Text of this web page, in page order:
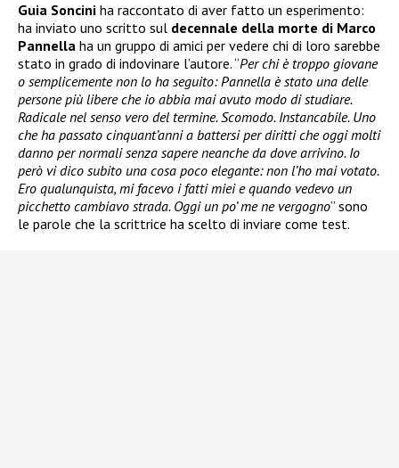
Guia Soncini ha raccontato di aver fatto un esperimento:
ha inviato uno scritto sul decennale della morte di Marco
Pannella ha un gruppo di amici per vedere chi di loro sarebbe
stato in grado di indovinare l’autore. “Per chi è troppo giovane
o semplicemente non lo ha seguito: Pannella è stato una delle
persone più libere che io abbia mai avuto modo di studiare.
Radicale nel senso vero del termine. Scomodo. Instancabile. Uno
che ha passato cinquant’anni a battersi per diritti che oggi molti
danno per normali senza sapere neanche da dove arrivino. Io
però vi dico subito una cosa poco elegante: non l’ho mai votato.
Ero qualunquista, mi facevo i fatti miei e quando vedevo un
picchetto cambiavo strada. Oggi un po’ me ne vergogno” sono
le parole che la scrittrice ha scelto di inviare come test.